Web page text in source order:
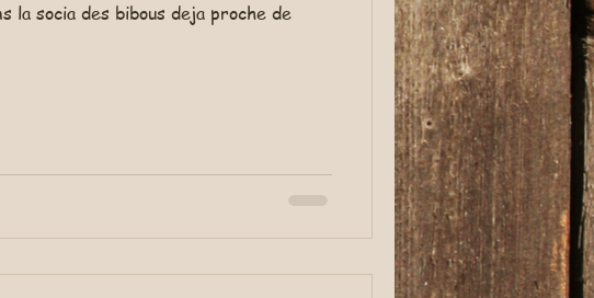
socia des bibous deja proche de